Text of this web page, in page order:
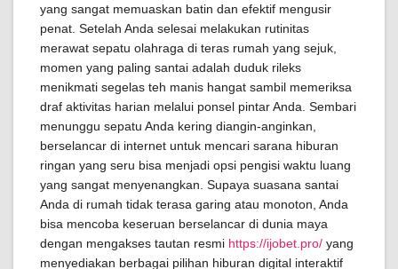
yang sangat memuaskan batin dan efektif mengusir
penat. Setelah Anda selesai melakukan rutinitas
merawat sepatu olahraga di teras rumah yang sejuk,
momen yang paling santai adalah duduk rileks
menikmati segelas teh manis hangat sambil memeriksa
draf aktivitas harian melalui ponsel pintar Anda. Sembari
menunggu sepatu Anda kering diangin-anginkan,
berselancar di internet untuk mencari sarana hiburan
ringan yang seru bisa menjadi opsi pengisi waktu luang
yang sangat menyenangkan. Supaya suasana santai
Anda di rumah tidak terasa garing atau monoton, Anda
bisa mencoba keseruan berselancar di dunia maya
dengan mengakses tautan resmi https://ijobet.pro/ yang
menyediakan berbagai pilihan hiburan digital interaktif